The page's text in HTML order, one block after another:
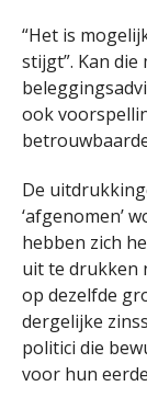
“Het is
stijgt”. Kan
ook
De
‘afgenomen’
hebben zich
uit te drukken
op dezelfde
dergelijke
politici die
voor hun